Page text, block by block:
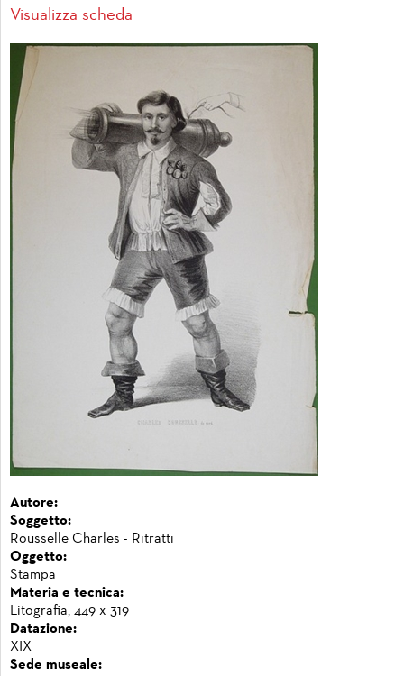
Visualizza scheda
Autore:
Soggetto:
Rousselle Charles - Ritratti
Oggetto:
Stampa
Materia e tecnica:
Litografia, 449 x 319
Datazione:
XIX
Sede museale: